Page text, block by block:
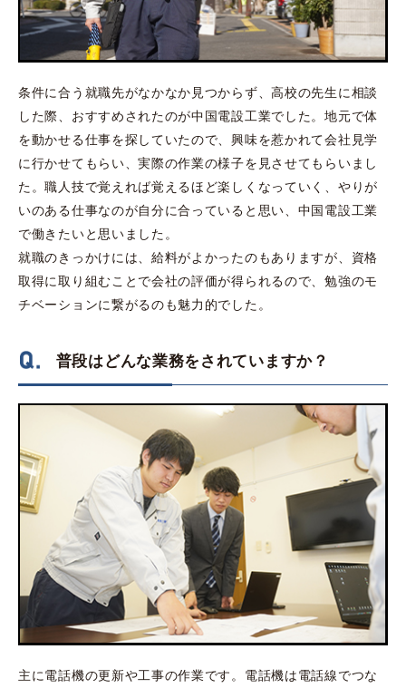
条件に合う就職先がなかなか見つからず、高校の先生に相談
した際、おすすめされたのが中国電設工業でした。地元で体
を動かせる仕事を探していたので、興味を惹かれて会社見学
に行かせてもらい、実際の作業の様子を見させてもらいまし
た。職人技で覚えれば覚えるほど楽しくなっていく、やりが
いのある仕事なのが自分に合っていると思い、中国電設工業
で働きたいと思いました。
就職のきっかけには、給料がよかったのもありますが、資格
取得に取り組むことで会社の評価が得られるので、勉強のモ
チベーションに繋がるのも魅力的でした。
普段はどんな業務をされていますか？
主に電話機の更新や工事の作業です。電話機は電話線でつな